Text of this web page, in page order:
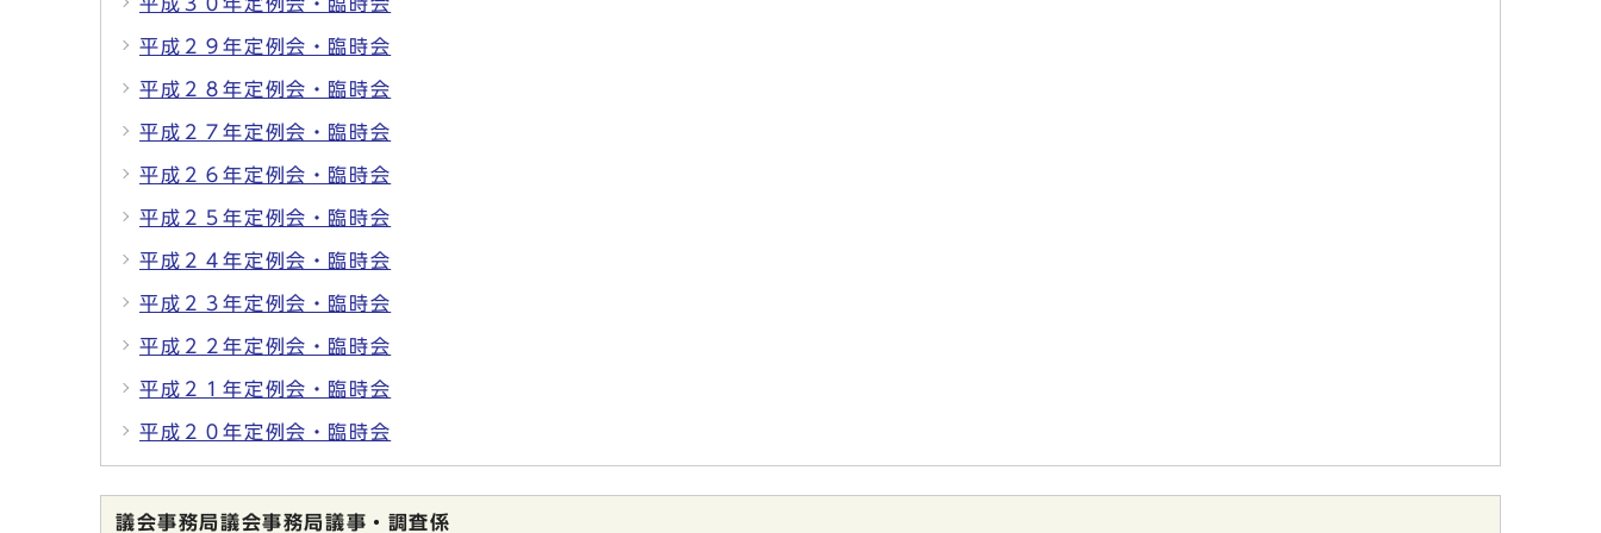
平成２９年定例会・臨時会
平成２８年定例会・臨時会
平成２７年定例会・臨時会
平成２６年定例会・臨時会
平成２５年定例会・臨時会
平成２４年定例会・臨時会
平成２３年定例会・臨時会
平成２２年定例会・臨時会
平成２１年定例会・臨時会
平成２０年定例会・臨時会
議会事務局議会事務局議事・調査係